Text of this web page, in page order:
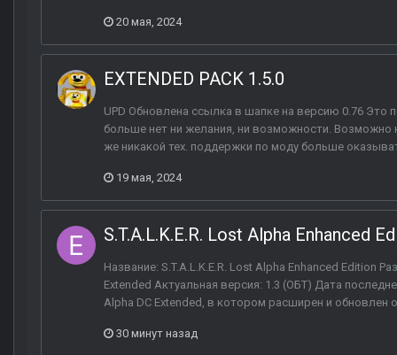
20 мая, 2024
EXTENDED PACK 1.5.0
UPD Обновлена ссылка в шапке на версию 0.76 Это
больше нет ни желания, ни возможности. Возможно
же никакой тех. поддержки по моду больше
19 мая, 2024
S.T.A.L.K.E.R. Lost Alpha Enhanced
Название: S.T.A.L.K.E.R. Lost Alpha Enhanced Edition
Extended Актуальная версия: 1.3 (ОБТ) Дата
Alpha DC Extended, в котором расширен и обновлен
30 минут назад